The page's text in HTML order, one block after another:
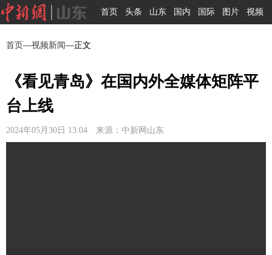
首页 头条 山东 国内 国际 图片 视频
首页—视频新闻—正文
《看见青岛》在国内外全媒体矩阵平
台上线
2024年05月30日 13:04 来源：中新网山东